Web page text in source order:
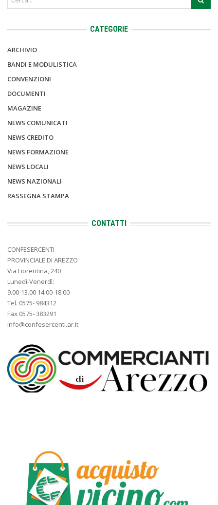
CATEGORIE
ARCHIVIO
BANDI E MODULISTICA
CONVENZIONI
DOCUMENTI
MAGAZINE
NEWS COMUNICATI
NEWS CREDITO
NEWS FORMAZIONE
NEWS LOCALI
NEWS NAZIONALI
RASSEGNA STAMPA
CONTATTI
CONFESERCENTI
PROVINCIALE DI AREZZO
Via Fiorentina, 240
Lunedì-Venerdì:
9.00-13.00 14.00-18.00
Tel. 0575- 984312
Fax 0575- 383291
info@confesercenti.ar.it